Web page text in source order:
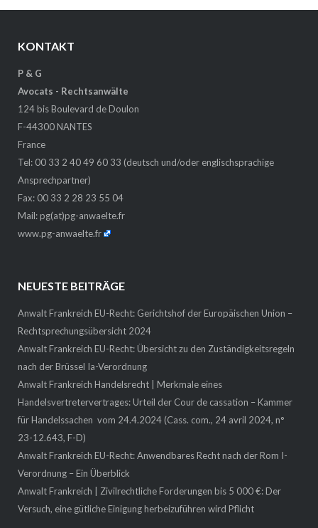
KONTAKT
P & G
Avocats - Rechtsanwälte
124 bis Boulevard de Doulon
F-44300 NANTES
France
Tel: 00 33 2 40 49 60 33 (deutsch und/oder englischsprachige
Ansprechpartner)
Fax: 00 33 2 28 23 55 04
Mail:pg(at)pg-anwaelte.fr
www.pg-anwaelte.fr
NEUESTE BEITRÄGE
Anwalt Frankreich EU-Recht: Gerichtshof der Europäischen Union –
Rechtsprechungsübersicht 2024
Anwalt Frankreich EU-Recht: Übersicht zu den Zuständigkeitsregeln
nach der Brüssel Ia-Verordnung
Anwalt Frankreich Handelsrecht | Merkmale eines
Handelsvertretervertrages: Urteil der Cour de cassation – Kammer
für Handelssachen vom 24.4.2024 (Cass. com., 24 avril 2024, n°
23-12.643, F-D)
Anwalt Frankreich EU-Recht: Anwendbares Recht nach der Rom I-
Verordnung – Ein Überblick
Anwalt Frankreich | Zivilrechtliche Forderungen bis 5 000 €: Der
Versuch, eine gütliche Einigung herbeizuführen wird Pflicht